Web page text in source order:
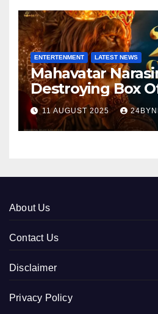
ENTERTENMENT LATEST NEWS
Mahavatar
Destroying Box
collections 300cr
11 AUGUST 2025
About Us
Contact Us
Disclaimer
Privacy Policy